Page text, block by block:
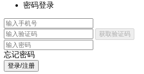
密码登录
获取验证码
忘记密码
登录/注册